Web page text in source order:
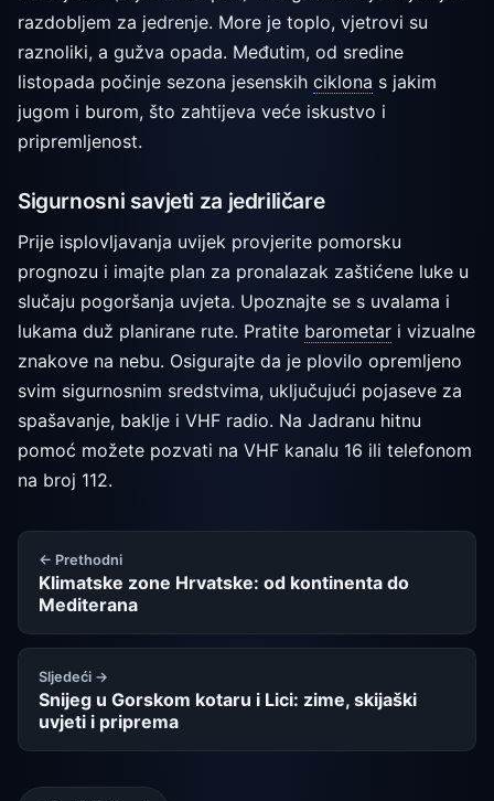
razdobljem za jedrenje. More je toplo, vjetrovi su
raznoliki, a gužva opada. Međutim, od sredine
listopada počinje sezona jesenskih ciklona s jakim
jugom i burom, što zahtijeva veće iskustvo i
pripremljenost.
Sigurnosni savjeti za jedriličare
Prije isplovljavanja uvijek provjerite pomorsku
prognozu i imajte plan za pronalazak zaštićene luke u
slučaju pogoršanja uvjeta. Upoznajte se s uvalama i
lukama duž planirane rute. Pratite barometar i vizualne
znakove na nebu. Osigurajte da je plovilo opremljeno
svim sigurnosnim sredstvima, uključujući pojaseve za
spašavanje, baklje i VHF radio. Na Jadranu hitnu
pomoć možete pozvati na VHF kanalu 16 ili telefonom
na broj 112.
← Prethodni
Klimatske zone Hrvatske: od kontinenta do
Mediterana
Sljedeći →
Snijeg u Gorskom kotaru i Lici: zime, skijaški
uvjeti i priprema